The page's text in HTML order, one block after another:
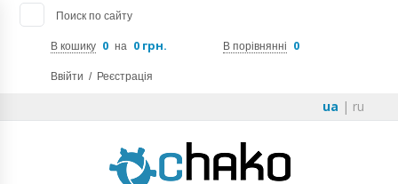
Поиск по сайту
В кошику 0 на 0 грн. В порівнянні 0
Ввійти / Реєстрація
ua | ru